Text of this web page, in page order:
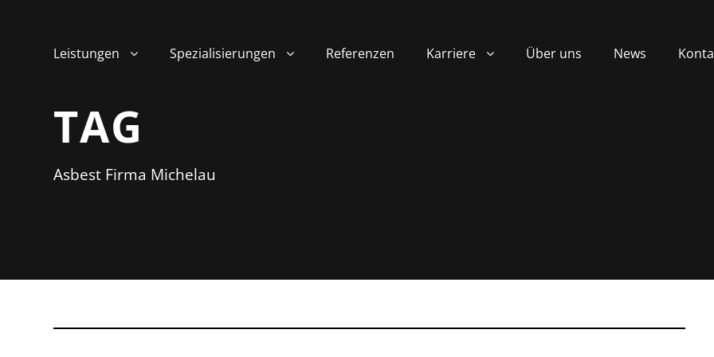
Leistungen Spezialisierungen Referenzen Karriere Über uns News
TAG
Asbest Firma Michelau